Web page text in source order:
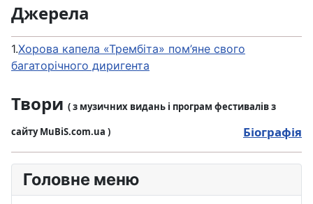
Головне меню
Джерела
1.Хорова капела «Трембіта» пом’яне свого
багаторічного диригента
Твори ( з музичних видань і програм фестивалів з
сайту MuBiS.com.ua )
Біографія